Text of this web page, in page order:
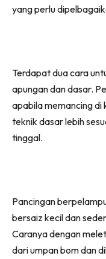
yang perlu
Terdapat dua cara
apungan dan dasar.
apabila memancing
teknik dasar lebih
tinggal.
Pancingan
bersaiz kecil dan
Caranya dengan
dari umpan bom dan